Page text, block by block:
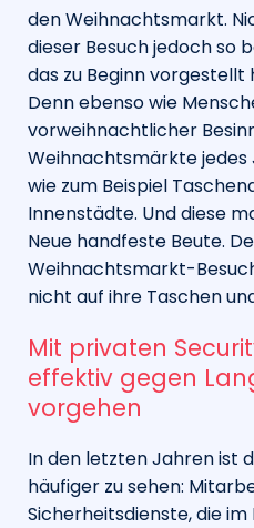
den Weihnachtsmarkt.
dieser Besuch jedoch so
das zu Beginn vorgestellt
Denn ebenso wie
vorweihnachtlicher
Weihnachtsmärkte jedes
wie zum Beispiel
Innenstädte. Und diese
Neue handfeste Beute.
Weihnachtsmarkt-
nicht auf ihre Taschen
Mit privaten
effektiv gegen
vorgehen
In den letzten Jahren ist
häufiger zu sehen:
Sicherheitsdienste, die